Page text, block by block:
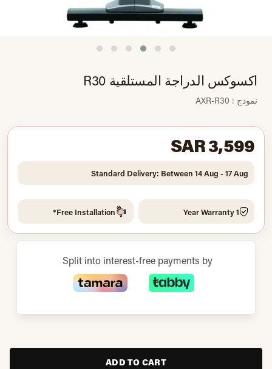
اكسوكس الدراجة المستلقية R30
نموذج : AXR-R30
SAR 3,599
Standard Delivery: Between 14 Aug - 17 Aug
1 Year Warranty
Free Installation*
Split into interest-free payments by
ADD TO CART